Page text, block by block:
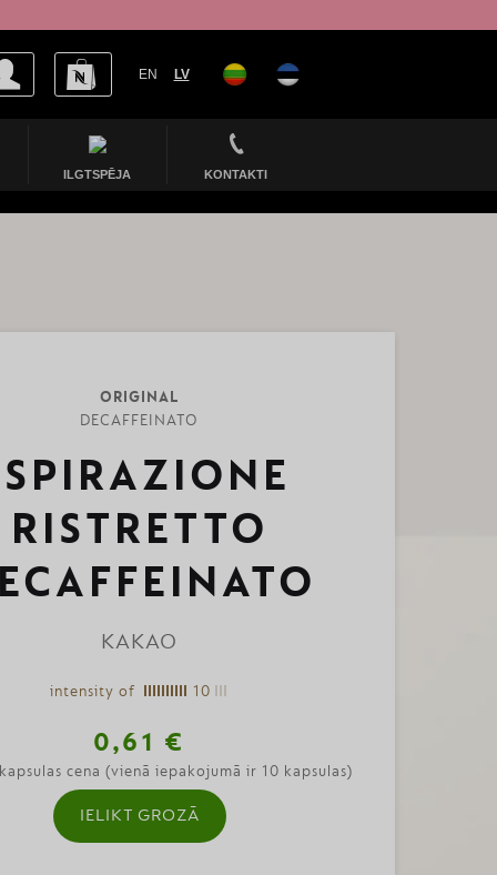
EN LV
ILGTSPĒJA KONTAKTI
ORIGINAL
DECAFFEINATO
RISTRETTO
KAKAO
intensity of 10
0,61 €
cena (vienā iepakojumā ir 10 kapsulas)
IELIKT GROZĀ